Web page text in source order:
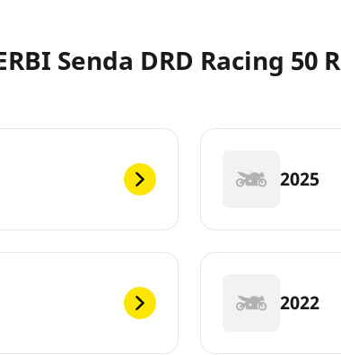
Senda DRD Racing 50 R
2025
2022